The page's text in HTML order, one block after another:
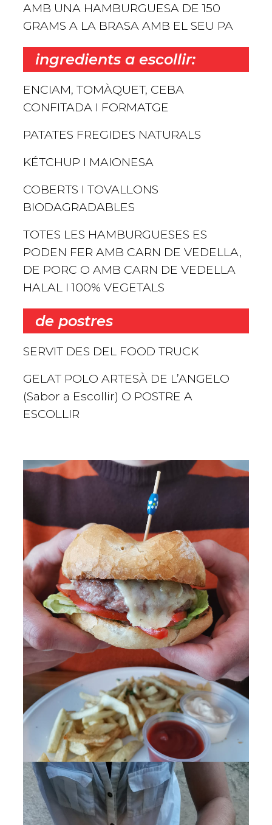
AMB UNA HAMBURGUESA DE 150
GRAMS A LA BRASA AMB EL SEU PA
ingredients a escollir:
ENCIAM, TOMÀQUET, CEBA
CONFITADA I FORMATGE
PATATES FREGIDES NATURALS
KÉTCHUP I MAIONESA
COBERTS I TOVALLONS
BIODAGRADABLES
TOTES LES HAMBURGUESES ES
PODEN FER AMB CARN DE VEDELLA,
DE PORC O AMB CARN DE VEDELLA
HALAL I 100% VEGETALS
de postres
SERVIT DES DEL FOOD TRUCK
GELAT POLO ARTESÀ DE L’ANGELO
(Sabor a Escollir) O POSTRE A
ESCOLLIR